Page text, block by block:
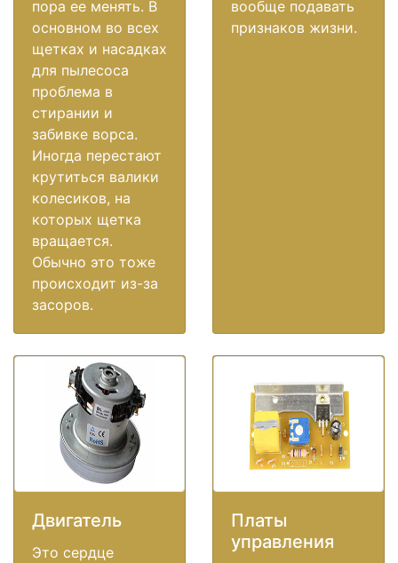
пора ее менять. В
основном во всех
щетках и насадках
для пылесоса
проблема в
стирании и
забивке ворса.
Иногда перестают
крутиться валики
колесиков, на
которых щетка
вращается.
Обычно это тоже
происходит из-за
засоров.
вообще подавать
признаков жизни.
Двигатель
Это сердце
Платы
управления